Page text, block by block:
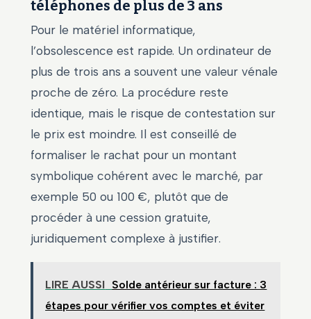
téléphones de plus de 3 ans
Pour le matériel informatique,
l’obsolescence est rapide. Un ordinateur de
plus de trois ans a souvent une valeur vénale
proche de zéro. La procédure reste
identique, mais le risque de contestation sur
le prix est moindre. Il est conseillé de
formaliser le rachat pour un montant
symbolique cohérent avec le marché, par
exemple 50 ou 100 €, plutôt que de
procéder à une cession gratuite,
juridiquement complexe à justifier.
LIRE AUSSI Solde antérieur sur facture : 3
étapes pour vérifier vos comptes et éviter